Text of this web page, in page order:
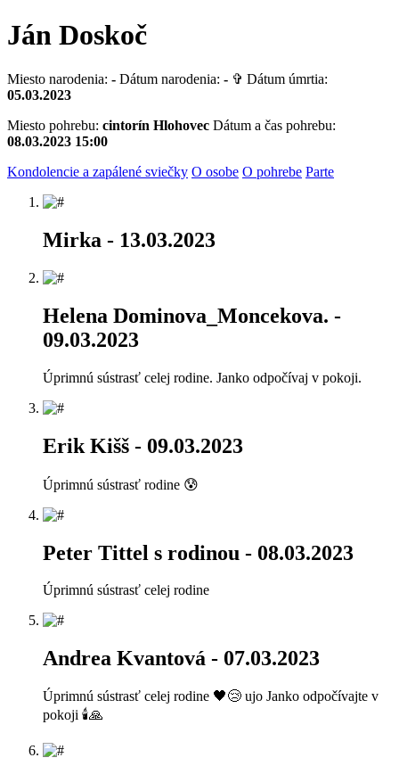
Ján Doskoč
Miesto narodenia: - Dátum narodenia: - ✞ Dátum úmrtia:
05.03.2023
Miesto pohrebu: cintorín Hlohovec Dátum a čas pohrebu:
08.03.2023 15:00
Kondolencie a zapálené sviečky O osobe O pohrebe Parte
Mirka - 13.03.2023
Helena Dominova_Moncekova. -
09.03.2023
Úprimnú sústrasť celej rodine. Janko odpočívaj v pokoji.
Erik Kišš - 09.03.2023
Úprimnú sústrasť rodine 😰
Peter Tittel s rodinou - 08.03.2023
Úprimnú sústrasť celej rodine
Andrea Kvantová - 07.03.2023
Úprimnú sústrasť celej rodine 🖤😢 ujo Janko odpočívajte v
pokoji 🕯️🙏